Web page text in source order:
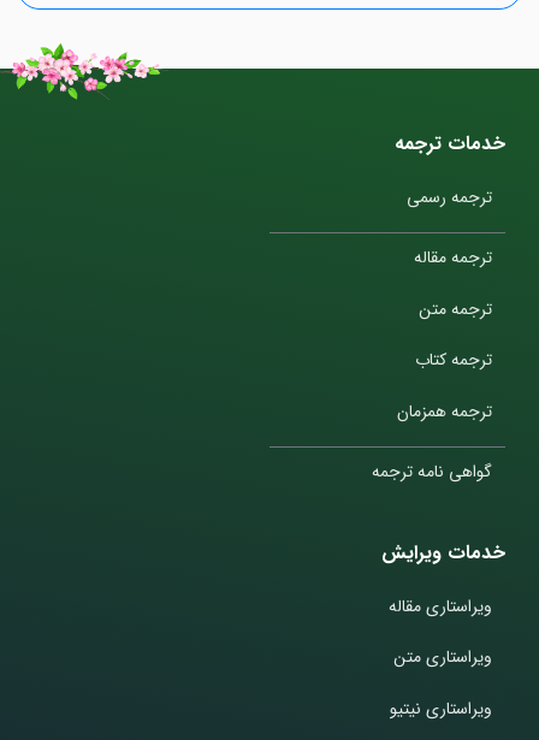
خدمات ترجمه
ترجمه رسمی
ترجمه مقاله
ترجمه متن
ترجمه کتاب
ترجمه همزمان
گواهی نامه ترجمه
خدمات ویرایش
ویراستاری مقاله
ویراستاری متن
ویراستاری نیتیو